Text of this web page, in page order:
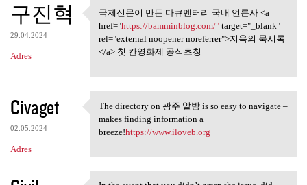
구진혁
29.04.2024
Adres
국제신문이 만든 다큐멘터리 국
내 언론사 <a href
국제신문이 만든 다큐멘터리 국내 언론사 <a
href="https://bamminblog.com/"target="_blank"
rel="external noopener noreferrer">지옥의 묵시록
</a> 첫 칸영화제 공식초청
Civaget
02.05.2024
Adres
The directory on 광주 알밤 is so
The directory on 광주 알밤 is so easy to navigate –
makes finding information a
breeze!https://www.iloveb.org